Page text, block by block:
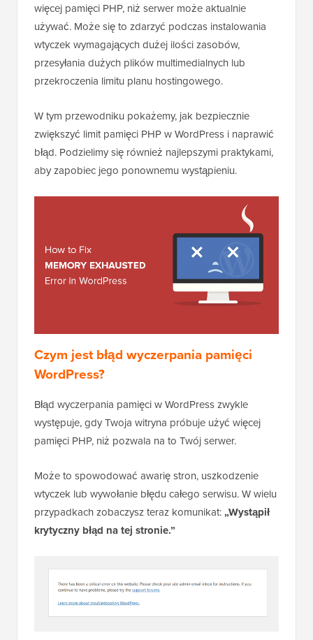
więcej pamięci PHP, niż serwer może aktualnie
używać. Może się to zdarzyć podczas instalowania
wtyczek wymagających dużej ilości zasobów,
przesyłania dużych plików multimedialnych lub
przekroczenia limitu planu hostingowego.
W tym przewodniku pokażemy, jak bezpiecznie
zwiększyć limit pamięci PHP w WordPress i naprawić
błąd. Podzielimy się również najlepszymi praktykami,
aby zapobiec jego ponownemu wystąpieniu.
Czym jest błąd wyczerpania pamięci
WordPress?
Błąd wyczerpania pamięci w WordPress zwykle
występuje, gdy Twoja witryna próbuje użyć więcej
pamięci PHP, niż pozwala na to Twój serwer.
Może to spowodować awarię stron, uszkodzenie
wtyczek lub wywołanie błędu całego serwisu. W wielu
przypadkach zobaczysz teraz komunikat:„Wystąpił
krytyczny błąd na tej stronie.”